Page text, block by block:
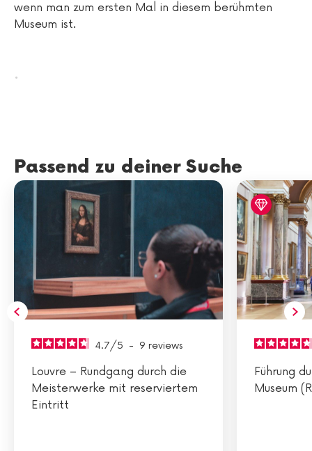
wenn man zum ersten Mal in diesem berühmten
Museum ist.
.
Passend zu deiner Suche
4.7/5 - 9 reviews
Louvre – Rundgang durch die
Meisterwerke mit reserviertem
Eintritt
Führung
Museum